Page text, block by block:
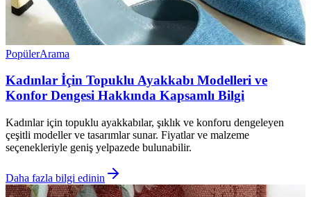
PopülerArama
Kadınlar İçin Topuklu Ayakkabı Modelleri ve
Konfor Dengesi Hakkında Kapsamlı Bilgi
Kadınlar için topuklu ayakkabılar, şıklık ve konforu dengeleyen
çeşitli modeller ve tasarımlar sunar. Fiyatlar ve malzeme
seçenekleriyle geniş yelpazede bulunabilir.
Daha fazla bilgi edinin